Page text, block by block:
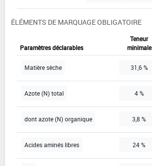
ÉLÉMENTS DE MARQUAGE OBLIGATOIRE
Paramètres déclarables
Teneur
minimale
Matière sèche 31,6 %
Azote (N) total 4 %
dont azote (N) organique 3,8 %
Acides aminés libres 24 %